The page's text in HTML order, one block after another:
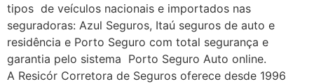
tipos de veículos nacionais e importados nas
seguradoras: Azul Seguros, Itaú seguros de auto e
residência e Porto Seguro com total segurança e
garantia pelo sistema Porto Seguro Auto online.
A Resicór Corretora de Seguros oferece desde 1996